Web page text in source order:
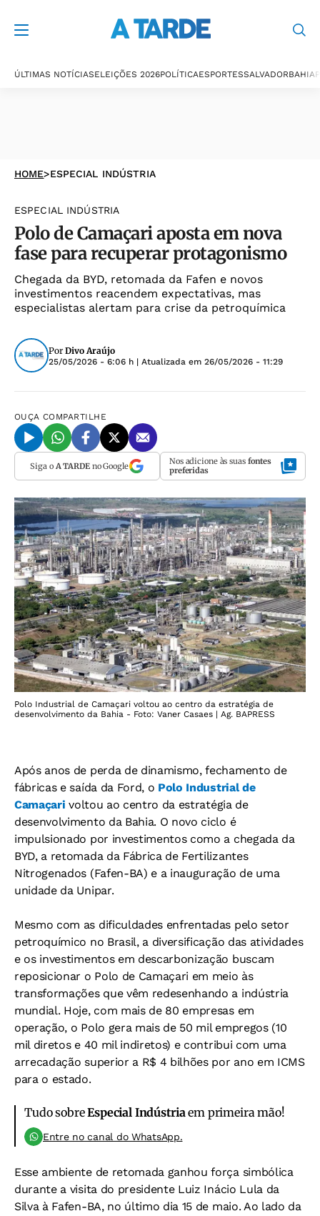
ÚLTIMAS NOTÍCIASELEIÇÕES 2026POLÍTICAESPORTESSALVADORBAHIA
HOME>ESPECIAL INDÚSTRIA
ESPECIAL INDÚSTRIA
Polo de Camaçari aposta em nova
fase para recuperar protagonismo
Chegada da BYD, retomada da Fafen e novos
investimentos reacendem expectativas, mas
especialistas alertam para crise da petroquímica
Por Divo Araújo
25/05/2026 - 6:06 h | Atualizada em 26/05/2026 - 11:29
OUÇA COMPARTILHE
Siga o A TARDEno Google Nos adicione às suas fontes
preferidas
Polo Industrial de Camaçari voltou ao centro da estratégia de
desenvolvimento da Bahia - Foto: Vaner Casaes | Ag. BAPRESS
Após anos de perda de dinamismo, fechamento de
fábricas e saída da Ford, o Polo Industrial de
Camaçari voltou ao centro da estratégia de
desenvolvimento da Bahia. O novo ciclo é
impulsionado por investimentos como a chegada da
BYD, a retomada da Fábrica de Fertilizantes
Nitrogenados (Fafen-BA) e a inauguração de uma
unidade da Unipar.
Mesmo com as dificuldades enfrentadas pelo setor
petroquímico no Brasil, a diversificação das atividades
e os investimentos em descarbonização buscam
reposicionar o Polo de Camaçari em meio às
transformações que vêm redesenhando a indústria
mundial. Hoje, com mais de 80 empresas em
operação, o Polo gera mais de 50 mil empregos (10
mil diretos e 40 mil indiretos) e contribui com uma
arrecadação superior a R$ 4 bilhões por ano em ICMS
para o estado.
Tudo sobreEspecial Indústriaem primeira mão!
Entre no canal do WhatsApp.
Esse ambiente de retomada ganhou força simbólica
durante a visita do presidente Luiz Inácio Lula da
Silva à Fafen-BA, no último dia 15 de maio. Ao lado da